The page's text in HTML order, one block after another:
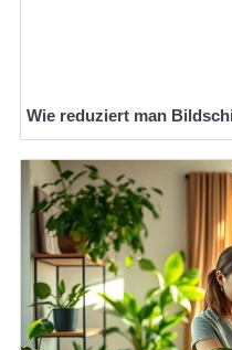
Wie reduziert man